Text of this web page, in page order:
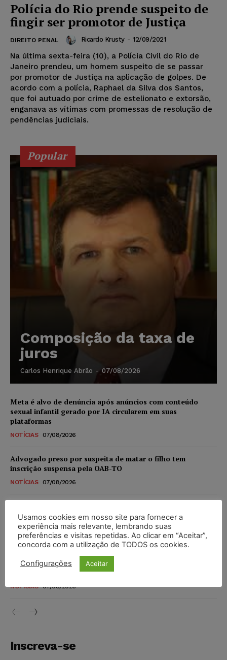
Polícia do Rio prende suspeito de
fingir ser promotor de Justiça
DIREITO PENAL Ricardo Krusty - 12/09/2021
Na última sexta-feira (10), a Polícia Civil do Rio de
Janeiro prendeu, um homem suspeito de se passar
por promotor de Justiça na aplicação de golpes. De
acordo com a polícia, Raphael da Silva dos Santos,
que foi autuado por crime de estelionato e extorsão,
enganava as vítimas com promessas de resolução de
pendências judiciais.
Popular
Composição da taxa de
juros
Carlos Henrique Abrão - 07/08/2026
Meta é alvo de denúncia após anúncios com conteúdo
sexual infantil gerado por IA circularem em suas
plataformas
NOTÍCIAS 07/08/2026
Advogado preso por suspeita de matar o filho tem
inscrição suspensa pela OAB-TO
NOTÍCIAS 07/08/2026
novos para pessoas com deficiência e autistas de todos os
níveis
DIREITO TRIBUTÁRIO 07/08/2026
Justiça do Trabalho mantém justa causa de empregado que
vendia canetas emagrecedoras no local de trabalho
NOTÍCIAS 07/08/2026
Inscreva-se
Usamos cookies em nosso site para fornecer a
experiência mais relevante, lembrando suas
preferências e visitas repetidas. Ao clicar em “Aceitar”,
concorda com a utilização de TODOS os cookies.
Configurações Aceitar